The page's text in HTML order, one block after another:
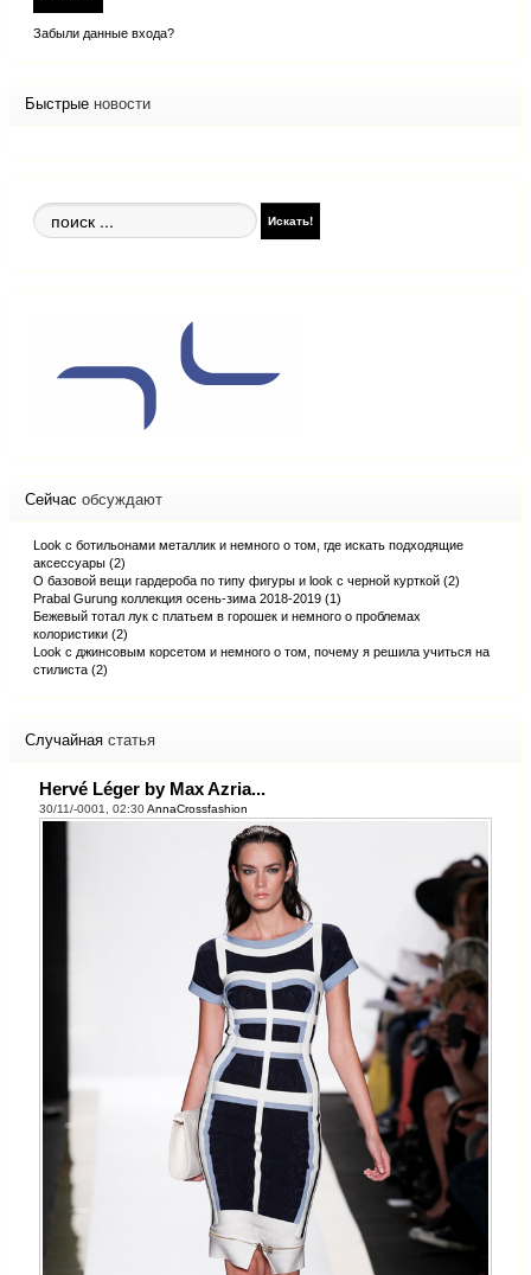
Забыли данные входа?
Быстрые новости
Поиск
по
Искать!
Сейчас обсуждают
Look с ботильонами металлик и немного о том, где искать подходящие
аксессуары (2)
О базовой вещи гардероба по типу фигуры и look с черной курткой (2)
Prabal Gurung коллекция осень-зима 2018-2019 (1)
Бежевый тотал лук с платьем в горошек и немного о проблемах
колористики (2)
Look с джинсовым корсетом и немного о том, почему я решила учиться на
стилиста (2)
Случайная статья
Hervé Léger by Max Azria...
30/11/-0001, 02:30AnnaCrossfashion